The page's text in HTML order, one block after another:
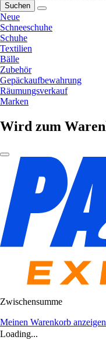
Suchen
Neue
Schneeschuhe
Schuhe
Textilien
Bälle
Zubehör
Gepäckaufbewahrung
Räumungsverkauf
Marken
Wird zum
Zwischensumme
Meinen Warenkorb anzeigen
Loading...